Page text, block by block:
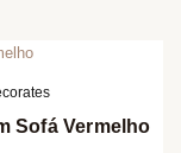
Sofá Vermelho